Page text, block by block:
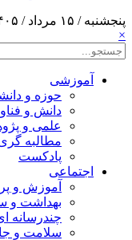
پنجشنبه / ۱۵ مرداد / ۱۴۰۵
×
آموزشی
حوزه و
دانش و
علمی و
مطالبه
پادکست
اجتماعی
آموزش و
بهداشت و
چندرسانه
سلامت و